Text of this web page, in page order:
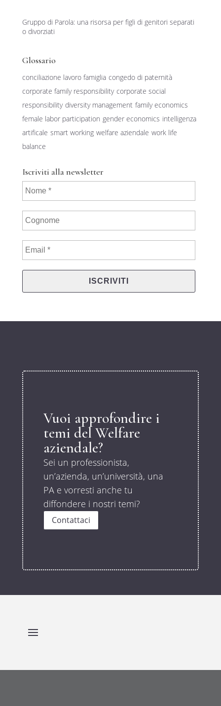
Gruppo di Parola: una risorsa per figli di genitori separati
o divorziati
Glossario
conciliazione lavoro famiglia congedo di paternità
corporate family responsibility corporate social
responsibility diversity management family economics
female labor participation gender economics intelligenza
artificale smart working welfare aziendale work life
balance
Iscriviti alla newsletter
Vuoi approfondire i
temi del Welfare
aziendale?
Sei un professionista,
un’azienda, un’università, una
PA e vorresti anche tu
diffondere i nostri temi?
Contattaci